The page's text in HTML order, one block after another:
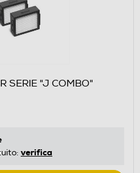
SERIE "J COMBO"
verifica